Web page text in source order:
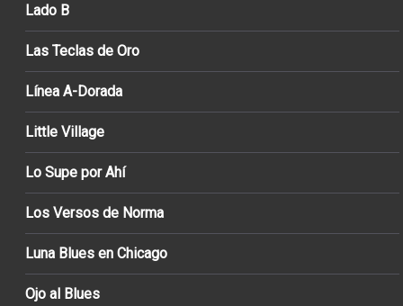
Lado B
Las Teclas de Oro
Línea A-Dorada
Little Village
Lo Supe por Ahí
Los Versos de Norma
Luna Blues en Chicago
Ojo al Blues